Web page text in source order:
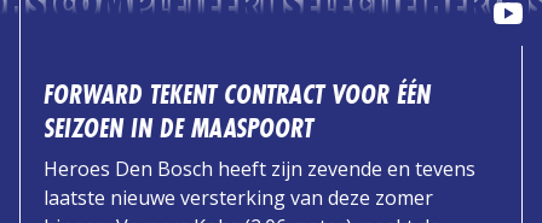
FORWARD TEKENT CONTRACT VOOR ÉÉN
SEIZOEN IN DE MAASPOORT
Heroes Den Bosch heeft zijn zevende en tevens
laatste nieuwe versterking van deze zomer